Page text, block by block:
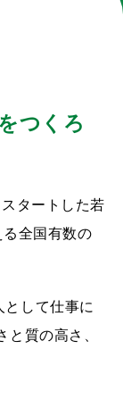
つくろ
タートした若
全国有数の
して仕事に
質の高さ、